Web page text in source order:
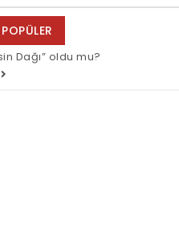
navigation
Dağı” oldu mu?
inanır mısın?